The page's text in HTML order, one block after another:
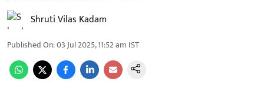
Shruti Vilas Kadam
Published On:03 Jul 2025, 11:52 am IST